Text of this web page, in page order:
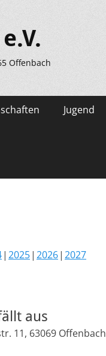
Offenbach
Jugend
2025 2026 2027
aus
11, 63069 Offenbach